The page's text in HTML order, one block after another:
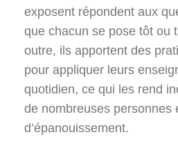
exposent répondent aux
que chacun se pose tôt ou
outre, ils apportent des
pour appliquer leurs
quotidien, ce qui les rend
de nombreuses personnes
d’épanouissement.